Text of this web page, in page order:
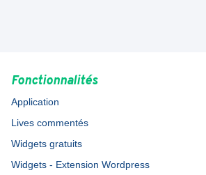
Fonctionnalités
Application
Lives commentés
Widgets gratuits
Widgets - Extension Wordpress